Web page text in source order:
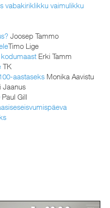
vabakiriklikku vaimulikku
Joosep Tammo
Timo Lige
Erki Tamm
TK
aastaseks Monika Aavistu
Jaanus
Paul Gill